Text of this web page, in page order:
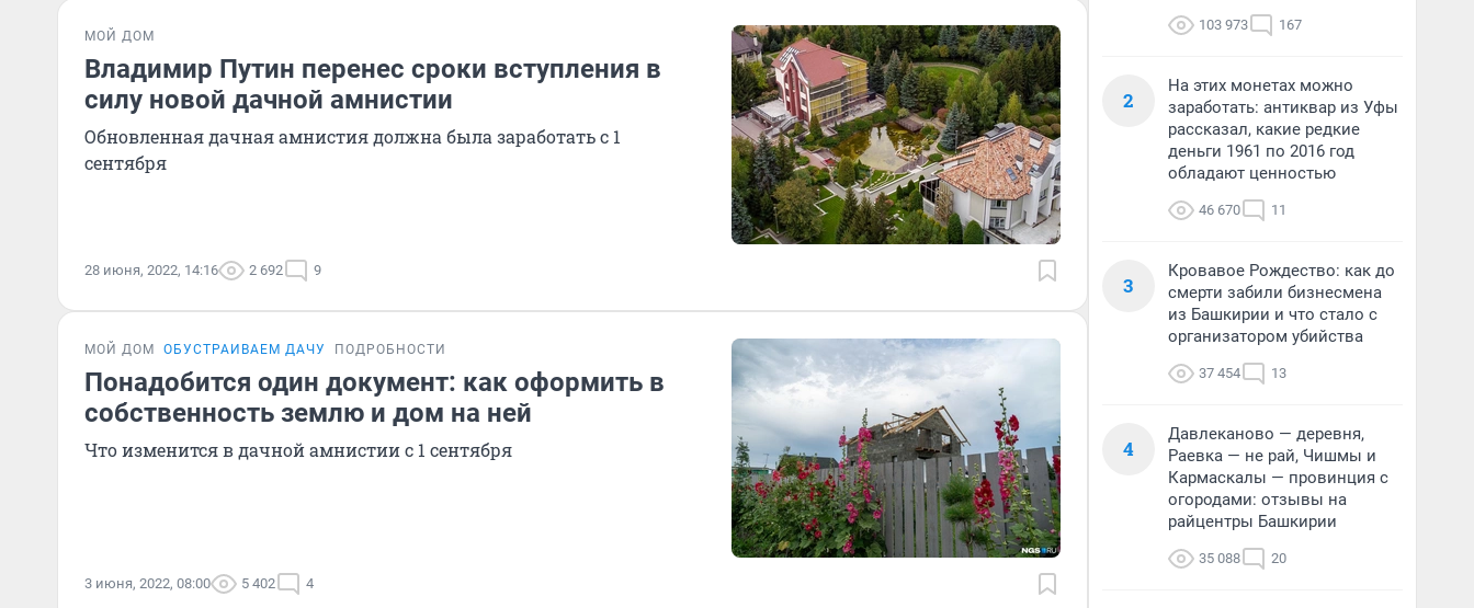
МОЙ ДОМ
Владимир Путин перенес сроки вступления в
силу новой дачной амнистии
Обновленная дачная амнистия должна была заработать с 1
сентября
28 июня, 2022, 14:16 2 692 9
МОЙ ДОМ ОБУСТРАИВАЕМ ДАЧУ ПОДРОБНОСТИ
Понадобится один документ: как оформить в
собственность землю и дом на ней
Что изменится в дачной амнистии с 1 сентября
3 июня, 2022, 08:00 5 402 4
103 973 167
2
На этих монетах можно
заработать: антиквар из Уфы
рассказал, какие редкие
деньги 1961 по 2016 год
обладают ценностью
46 670 11
3
Кровавое Рождество: как до
смерти забили бизнесмена
из Башкирии и что стало с
организатором убийства
37 454 13
4
Давлеканово — деревня,
Раевка — не рай, Чишмы и
Кармаскалы — провинция с
огородами: отзывы на
райцентры Башкирии
35 088 20